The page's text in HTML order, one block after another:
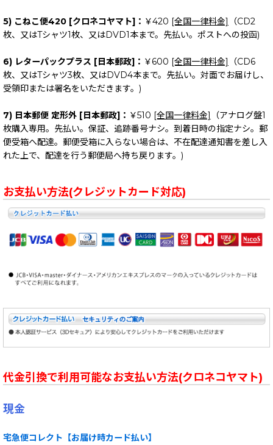
5) こねこ便420 [クロネコヤマト]： ￥420 [全国一律料金]
（CD2
枚、又はTシャツ1枚、又はDVD1本まで。先払い。ポストへの投函)
6) レターパックプラス [日本郵政]： ￥600 [全国一律料金]
（CD6
枚、又はTシャツ3枚、又はDVD4本まで。先払い。対面でお届けし、
受領印または署名をいただきます。)
7) 日本郵便 定形外 [日本郵政]： ￥510 [全国一律料金]
（アナログ盤1
枚購入専用。先払い。保証、追跡番号ナシ。到着日時の指定ナシ。郵
便受箱へ配達。郵便受箱に入らない場合は、不在配達通知書を差し入
れた上で、配達を行う郵便局へ持ち戻ります。)
お支払い方法(クレジットカード対応)
代金引換で利用可能なお支払い方法(クロネコヤマト)
現金
宅急便コレクト【お届け時カード払い】